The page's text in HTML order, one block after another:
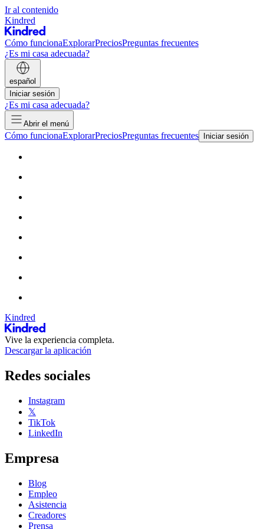
Ir al contenido
Kindred
Cómo funcionaExplorarPreciosPreguntas frecuentes
¿Es mi casa adecuada?
español
Iniciar sesión
¿Es mi casa adecuada?
Abrir el menú
Cómo funcionaExplorarPreciosPreguntas frecuentes Iniciar sesión
Kindred
Vive la experiencia completa.
Descargar la aplicación
Redes sociales
Instagram
𝕏
TikTok
LinkedIn
Empresa
Blog
Empleo
Asistencia
Creadores
Prensa